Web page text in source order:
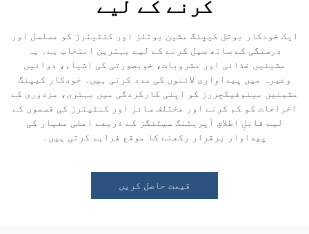
کرنے کے لیے
ایک خودکار بوتل کیپنگ مشین بوتلز اور کنٹینرز کو مسلسل اور
درستگی کے ساتھ سیل کرنے کے لیے بہترین انتخاب ہے۔ یہ
مشینیں غذائی اور مشروبات، خوبصورتی کی اشیاء، دوائیں
وغیرہ میں پیداواری لائنوں کی مدد کرتی ہیں۔ خودکار کیپنگ
مشینیں مینوفیکچررز کو اپنی کارکردگی میں بہتری، مزدوری کے
اخراجات کو کم کرنے اور مختلف سائز اور کنٹینرز کی قسموں کے
لیے قابلِ اطلاق آپریٹنگ سیٹنگز کے ذریعے اعلیٰ معیار کی
پیداوار برقرار رکھنے کا موقع فراہم کرتی ہیں۔
قیمت حاصل کریں